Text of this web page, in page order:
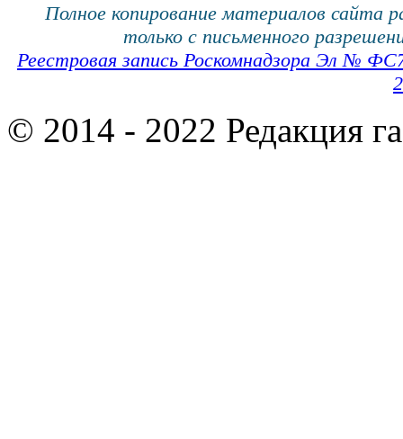
Полное копирование материалов сайта
только с письменного
Реестровая запись Роскомнадзора Эл №
© 2014 - 2022 Редакция